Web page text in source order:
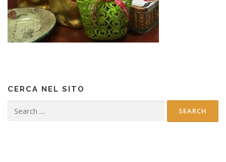
CERCA NEL SITO
for: